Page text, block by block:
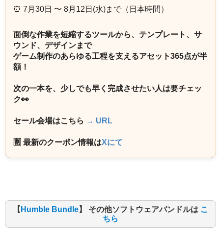
⏰️ 7月30日 〜 8月12日(水)まで（日本時間）
面倒な作業を短縮するツールから、テンプレート、サ
ウンド、デザインまで
ゲーム制作のあらゆる工程を支えるアセット365点が半
額！
次の一本を、少しでも早く完成させたい人は要チェッ
ク👀
セール会場はこちら → URL
🈹 最新のクーポン情報はXにて
【 Humble Bundle】 その他ソフトウェアバンドルは こ
ちら